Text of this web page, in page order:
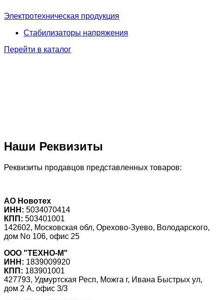
Электротехническая продукция
Стабилизаторы напряжения
Перейти в каталог
Наши Реквизиты
Реквизиты продавцов представленных товаров:
АО Новотех
ИНН: 5034070414
КПП: 503401001
142602, Московская обл, Орехово-Зуево, Володарского,
дом No 106, офис 25
ООО "ТЕХНО-М"
ИНН: 1839009920
КПП: 183901001
427793, Удмуртская Респ, Можга г, Ивана Быстрых ул,
дом 2 А, офис 3/3